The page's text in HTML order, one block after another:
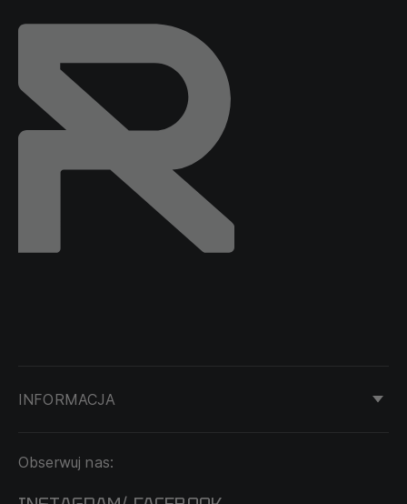
INFORMACJA
DOSTAWA I PŁATNOŚĆ
Obserwuj nas: